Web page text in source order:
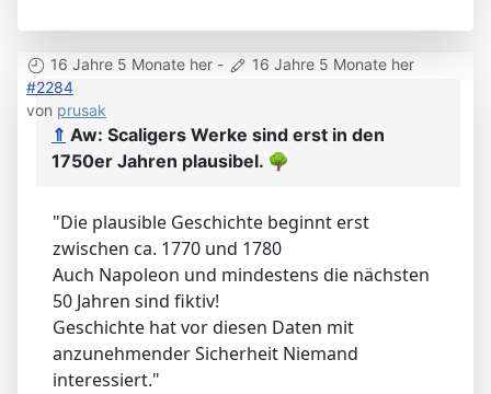
16 Jahre 5 Monate her -
16 Jahre 5 Monate her
#2284
von prusak
⇑ Aw: Scaligers Werke sind erst in den
1750er Jahren plausibel. 🌳
"Die plausible Geschichte beginnt erst
zwischen ca. 1770 und 1780
Auch Napoleon und mindestens die nächsten
50 Jahren sind fiktiv!
Geschichte hat vor diesen Daten mit
anzunehmender Sicherheit Niemand
interessiert."